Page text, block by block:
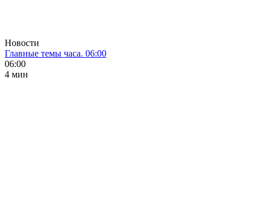
Новости
Главные темы часа. 06:00
06:00
4 мин